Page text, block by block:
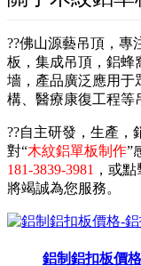
??佛山源藝吊頂，專
板，集成吊頂，鋁蜂
墻，產品廣泛應用于
構、醫療康復工程等
??自主研發，生產，
對“木紋鋁單板制作”
181-3839-3981 ，或
將竭誠為您服務。
鋁制鋁扣板價